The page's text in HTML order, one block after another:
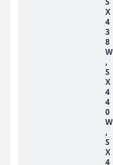
X
4
3
8
W
,
S
X
4
4
0
W
,
S
X
4